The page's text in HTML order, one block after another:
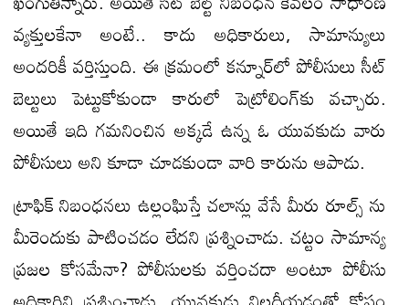
వ్యక్తులకేనా అంటే.. కాదు అధికారులు, సామాన్యులు
అందరికీ వర్తిస్తుంది. ఈ క్రమంలో కన్నూర్‌లో పోలీసులు సీట్‌
బెల్టులు పెట్టుకోకుండా కారులో పెట్రోలింగ్‌కు వచ్చారు.
అయితే ఇది గమనించిన అక్కడే ఉన్న ఓ యువకుడు వారు
పోలీసులు అని కూడా చూడకుండా వారి కారును ఆపాడు.
ట్రాఫిక్ నిబంధనలు ఉల్లంఘిస్తే చలాన్లు వేసే మీరు రూల్స్ ను
మీరెందుకు పాటించడం లేదని ప్రశ్నించాడు. చట్టం సామాన్య
ప్రజల కోసమేనా? పోలీసులకు వర్తించదా అంటూ పోలీసు